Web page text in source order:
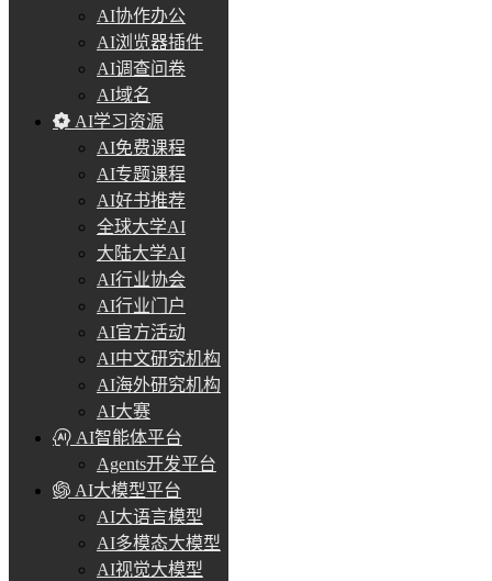
AI协作办公
AI浏览器插件
AI调查问卷
AI域名
AI学习资源
AI免费课程
AI专题课程
AI好书推荐
全球大学AI
大陆大学AI
AI行业协会
AI行业门户
AI官方活动
AI中文研究机构
AI海外研究机构
AI大赛
AI智能体平台
Agents开发平台
AI大模型平台
AI大语言模型
AI多模态大模型
AI视觉大模型